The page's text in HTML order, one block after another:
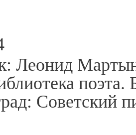
Леонид
поэта.
Советский